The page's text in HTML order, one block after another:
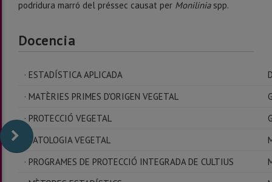
podridura marró del préssec causat per Monilinia spp.
Docencia
· ESTADÍSTICA APLICADA
· MATÈRIES PRIMES D'ORIGEN VEGETAL
· PROTECCIÓ VEGETAL
· PATOLOGIA VEGETAL
· PROGRAMES DE PROTECCIÓ INTEGRADA DE CULTIUS